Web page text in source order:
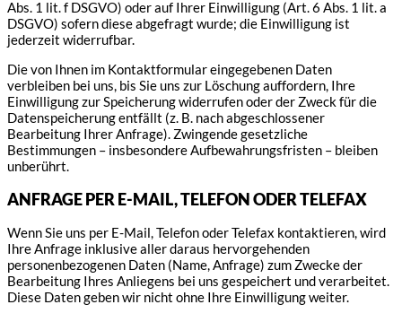
Abs. 1 lit. f DSGVO) oder auf Ihrer Einwilligung (Art. 6 Abs. 1 lit. a
DSGVO) sofern diese abgefragt wurde; die Einwilligung ist
jederzeit widerrufbar.
Die von Ihnen im Kontaktformular eingegebenen Daten
verbleiben bei uns, bis Sie uns zur Löschung auffordern, Ihre
Einwilligung zur Speicherung widerrufen oder der Zweck für die
Datenspeicherung entfällt (z. B. nach abgeschlossener
Bearbeitung Ihrer Anfrage). Zwingende gesetzliche
Bestimmungen – insbesondere Aufbewahrungsfristen – bleiben
unberührt.
ANFRAGE PER E-MAIL, TELEFON ODER TELEFAX
Wenn Sie uns per E-Mail, Telefon oder Telefax kontaktieren, wird
Ihre Anfrage inklusive aller daraus hervorgehenden
personenbezogenen Daten (Name, Anfrage) zum Zwecke der
Bearbeitung Ihres Anliegens bei uns gespeichert und verarbeitet.
Diese Daten geben wir nicht ohne Ihre Einwilligung weiter.